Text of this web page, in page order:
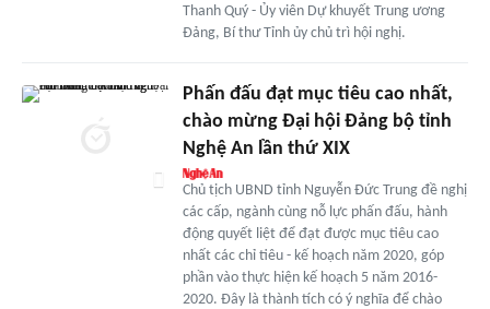
Thanh Quý - Ủy viên Dự khuyết Trung ương
Đảng, Bí thư Tỉnh ủy chủ trì hội nghị.
Phấn đấu đạt mục tiêu cao nhất,
chào mừng Đại hội Đảng bộ tỉnh
Nghệ An lần thứ XIX
Chủ tịch UBND tỉnh Nguyễn Đức Trung đề nghị
các cấp, ngành cùng nỗ lực phấn đấu, hành
động quyết liệt để đạt được mục tiêu cao
nhất các chỉ tiêu - kế hoạch năm 2020, góp
phần vào thực hiện kế hoạch 5 năm 2016-
2020. Đây là thành tích có ý nghĩa để chào